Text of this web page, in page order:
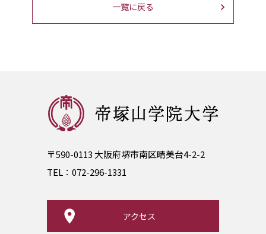
一覧に戻る
〒590-0113 大阪府堺市南区晴美台4-2-2
TEL： 072-296-1331
アクセス